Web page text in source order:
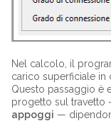
Nel calcolo, il
carico superficiale in
Questo passaggio è
progetto sul travetto
appoggi —